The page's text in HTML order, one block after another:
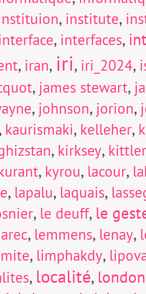
, institute,
, interfaces,
, iran, iri, iri_2024,
, james stewart,
, johnson, jorion,
kaurismaki, kelleher,
, kirksey, kittler
, kyrou, lacour,
, lapalu, laquais,
, le deuff, le
, lemmens, lenay,
, limphakdy,
, localité, london